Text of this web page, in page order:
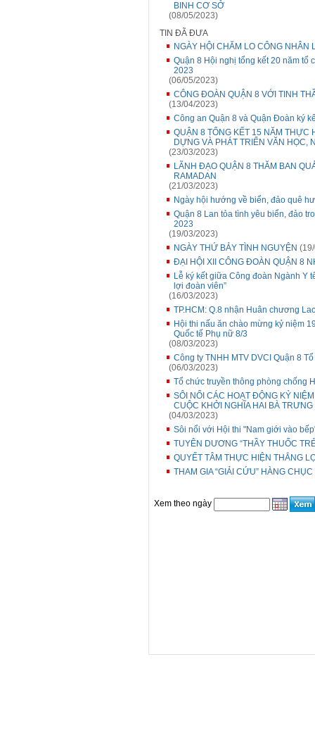
BINH CƠ SỞ
(08/05/2023)
TIN ĐÃ ĐƯA
NGÀY HỘI CHĂM LO CÔNG
Quận 8 Hội nghị tổng kết 20 năm tổ
2023
(06/05/2023)
CÔNG ĐOÀN QUẬN 8 VỚI TINH
(13/04/2023)
Công an Quận 8 và Quận Đoàn ký
QUẬN 8 TỔNG KẾT 15 NĂM THỰC
DỰNG VÀ PHÁT TRIỂN VĂN HỌC,
(23/03/2023)
LÃNH ĐẠO QUẬN 8 THĂM BAN
RAMADAN
(21/03/2023)
Ngày hội hướng về biển, đảo quê
Quận 8 Lan tỏa tình yêu biển, đảo
2023
(19/03/2023)
NGÀY THỨ BẢY TÌNH NGUYỆN
ĐẠI HỘI XII CÔNG ĐOÀN QUẬN 8
Lễ ký kết giữa Công đoàn Ngành Y
lợi đoàn viên”
(16/03/2023)
TP.HCM: Q.8 nhận Huân chương
Hội thi nấu ăn chào mừng kỷ niệm
Quốc tế Phụ nữ 8/3
(08/03/2023)
Công ty TNHH MTV DVCI Quận 8
(06/03/2023)
Tổ chức truyền thông phòng chống
SÔI NỔI CÁC HOẠT ĐỘNG KỶ
CUỘC KHỞI NGHĨA HAI BÀ TRƯNG
(04/03/2023)
Sôi nổi với Hội thi "Nam giới vào
TUYÊN DƯƠNG “THẦY THUỐC
QUYẾT TÂM THỰC HIỆN THẮNG
THAM GIA “GIẢI CỨU” HÀNG
Xem theo ngày